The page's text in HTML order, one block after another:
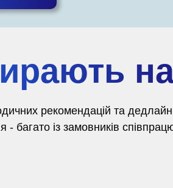
рекомендацій та
із замовників